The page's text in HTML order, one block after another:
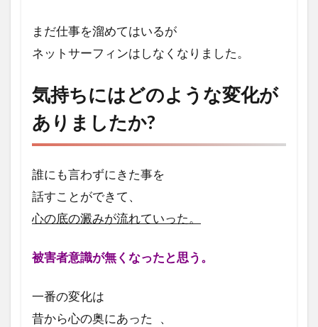
み悠
はど
んな
チで
す
か？
み悠
のコ
ーチ
ング
方に
てい
ると
思い
まだ仕事を溜めてはいるが
ネットサーフィンはしなくなりました。
気持ちにはどのような変化が
ありましたか?
誰にも言わずにきた事を
話すことができて、
心の底の澱みが流れていった。
被害者意識が無くなったと思う。
一番の変化は
昔から心の奥にあった 、